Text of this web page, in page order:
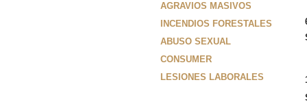
AGRAVIOS MASIVOS
INCENDIOS FORESTALES
ABUSO SEXUAL
CONSUMER
LESIONES LABORALES